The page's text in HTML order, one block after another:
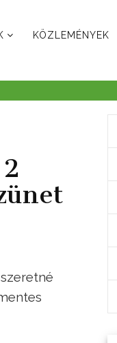
KÖZLEMÉNYEK